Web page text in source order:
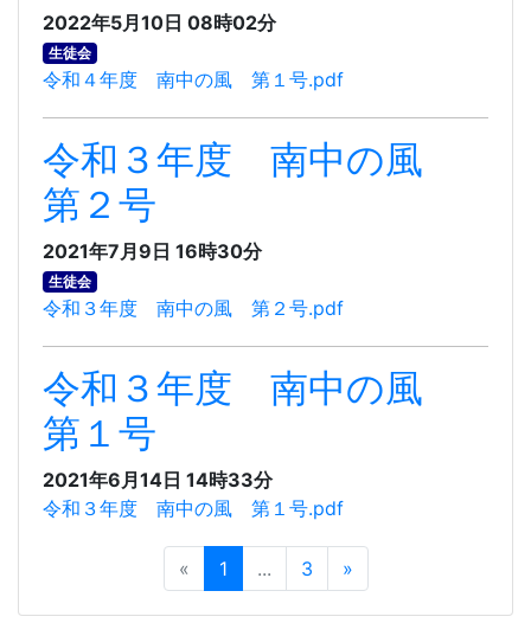
2022年5月10日 08時02分
生徒会
令和４年度 南中の風 第１号.pdf
令和３年度 南中の風
第２号
2021年7月9日 16時30分
生徒会
令和３年度 南中の風 第２号.pdf
令和３年度 南中の風
第１号
2021年6月14日 14時33分
令和３年度 南中の風 第１号.pdf
« 1 ... 3 »